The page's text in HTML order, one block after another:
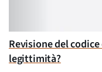
Revisione del
legittimità?